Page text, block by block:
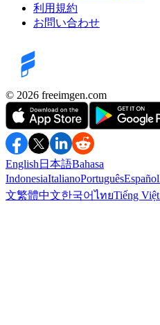
利用規約
お問い合わせ
©️ 2026 freeimgen.com
English 日本語Bahasa
IndonesiaItalianoPortuguêsEspañol
文繁體中文한국어ไทยTiếng Việt